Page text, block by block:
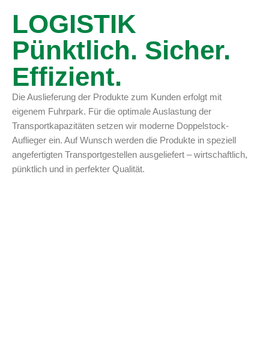
LOGISTIK
Pünktlich. Sicher.
Effizient.
Die Auslieferung der Produkte zum Kunden erfolgt mit
eigenem Fuhrpark. Für die optimale Auslastung der
Transportkapazitäten setzen wir moderne Doppelstock-
Auflieger ein. Auf Wunsch werden die Produkte in speziell
angefertigten Transportgestellen ausgeliefert – wirtschaftlich,
pünktlich und in perfekter Qualität.